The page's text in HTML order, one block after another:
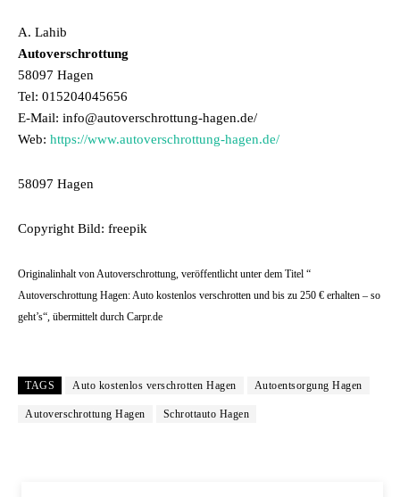
A. Lahib
Autoverschrottung
58097 Hagen
Tel: 015204045656
E-Mail: info@autoverschrottung-hagen.de/
Web: https://www.autoverschrottung-hagen.de/
58097 Hagen
Copyright Bild: freepik
Originalinhalt von Autoverschrottung, veröffentlicht unter dem Titel “
Autoverschrottung Hagen: Auto kostenlos verschrotten und bis zu 250 € erhalten – so
geht’s“, übermittelt durch Carpr.de
TAGS Auto kostenlos verschrotten Hagen Autoentsorgung Hagen
Autoverschrottung Hagen Schrottauto Hagen